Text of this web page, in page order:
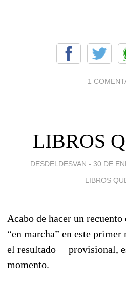
1
LIBROS
DESDELDESVAN - 30 DE
LIBROS
Acabo de hacer un
“en marcha” en este primer
el resultado__ provisional,
momento.